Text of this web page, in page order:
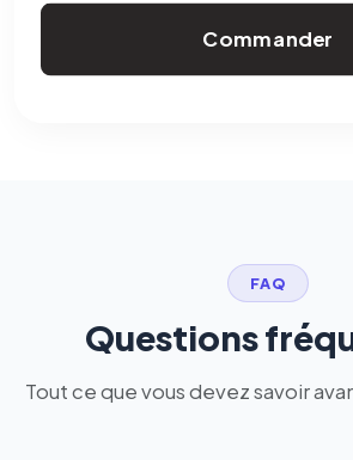
Commander
FAQ
Questions
Tout ce que vous devez savoir